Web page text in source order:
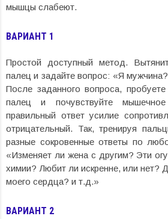
мышцы слабеют.
ВАРИАНТ 1
Простой доступный метод.
палец и задайте вопрос: «Я
После заданного вопроса, пробуете
палец и почувствуйте
правильный ответ усилие
отрицательный. Так, тренируя
разные сокровенные ответы по
«Изменяет ли жена с другим? Эти
химии? Любит ли искренне, или нет?
моего сердца? и т.д.»
ВАРИАНТ 2